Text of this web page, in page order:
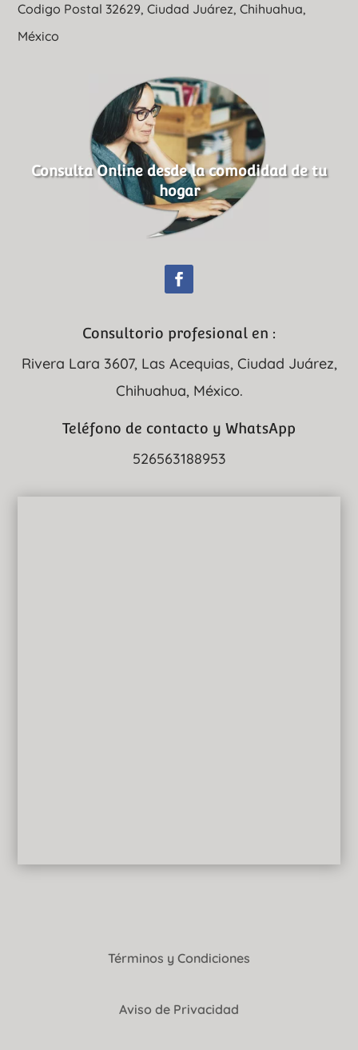
Codigo Postal 32629, Ciudad Juárez, Chihuahua,
México
Consulta Online desde la comodidad de tu
hogar
Consultorio profesional en :
Rivera Lara 3607, Las Acequias, Ciudad Juárez,
Chihuahua, México.
Teléfono de contacto y WhatsApp
526563188953
Términos y Condiciones
Aviso de Privacidad